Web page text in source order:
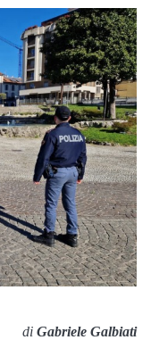
di Gabriele Galbiati